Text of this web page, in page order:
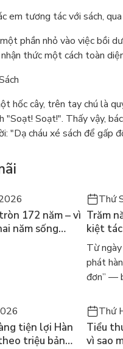
em tương tác với sách,
phần nhỏ vào việc bồi
thức một cách toàn
hốc cây, trên tay chú là
"Soạt! Soạt!". Thấy vậy,
"Dạ cháu xé sách để gấp
172 năm – vì
năm sống
Thứ
Trăm
kiệt
dòng
Từ
phát
đơn” —
tiện lợi Hàn
triệu bản
Thứ
Tiểu
vì sao